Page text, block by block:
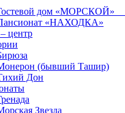
дом «МОРСКОЙ»
«НАХОДКА»
центр
(бывший Ташир)
Дон
Звезда